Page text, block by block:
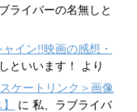
ライバーの名無しと
イン!!映画の感想・
といいます！
より
ケートリンク＞画像
に私、ラブライバ